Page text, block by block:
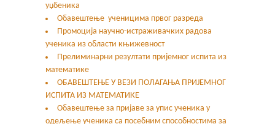
уџбеника
Обавештење ученицима првог разреда
Промоција научно-истраживачких радова
ученика из области књижевност
Прелиминарни резултати пријемног испита из
математике
ОБАВЕШТЕЊЕ У ВЕЗИ ПОЛАГАЊА ПРИЈЕМНОГ
ИСПИТА ИЗ МАТЕМАТИКЕ
Oбавештење за пријаве за упис ученика у
одељење ученика са посебним способностима за